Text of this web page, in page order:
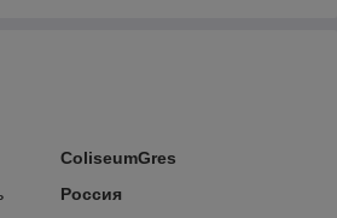
ColiseumGres
Россия